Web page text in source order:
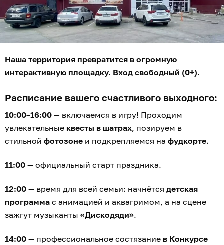
Наша территория превратится в огромную
интерактивную площадку. Вход свободный (0+).
Расписание вашего счастливого выходного:
10:00–16:00 — включаемся в игру! Проходим
увлекательные квесты в шатрах, позируем в
стильной фотозоне и подкрепляемся на фудкорте.
11:00 — официальный старт праздника.
12:00 — время для всей семьи: начнётся детская
программа с анимацией и аквагримом, а на сцене
зажгут музыканты «Дискодяди».
14:00 — профессиональное состязание в Конкурсе